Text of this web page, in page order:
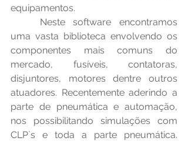
equipamentos.
uma vasta biblioteca envolvendo os
componentes mais comuns do
mercado, fusíveis, contatoras,
disjuntores, motores dentre outros
atuadores. Recentemente aderindo a
parte de pneumática e automação,
nos possibilitando simulações com
CLP`s e toda a parte pneumática.